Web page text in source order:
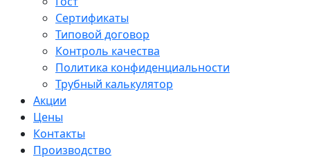
Сертификаты
Типовой договор
Контроль качества
Политика конфиденциальности
Трубный калькулятор
Акции
Цены
Контакты
Производство